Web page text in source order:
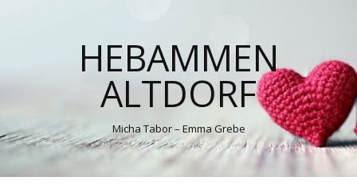
HEBAMMEN
ALTDORF
Micha Tabor – Emma Grebe